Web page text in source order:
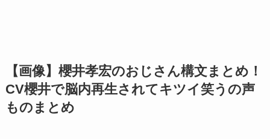
【画像】櫻井孝宏のおじさん構文まとめ！
CV櫻井で脳内再生されてキツイ笑うの声
ものまとめ